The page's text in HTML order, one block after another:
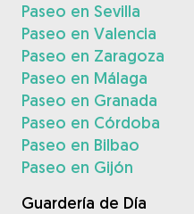
Paseo en Sevilla
Paseo en Valencia
Paseo en Zaragoza
Paseo en Málaga
Paseo en Granada
Paseo en Córdoba
Paseo en Bilbao
Paseo en Gijón
Guardería de Día